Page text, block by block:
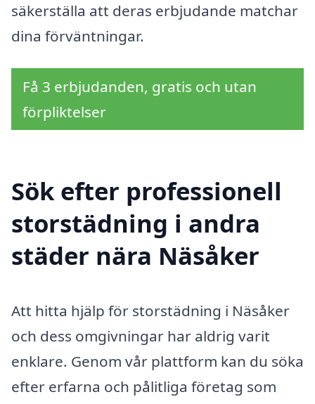
säkerställa att deras erbjudande matchar
dina förväntningar.
Få 3 erbjudanden, gratis och utan
förpliktelser
Sök efter professionell
storstädning i andra
städer nära Näsåker
Att hitta hjälp för storstädning i Näsåker
och dess omgivningar har aldrig varit
enklare. Genom vår plattform kan du söka
efter erfarna och pålitliga företag som